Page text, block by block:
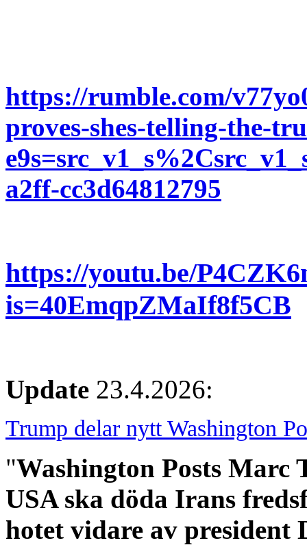
https://rumble.com/
proves-shes-telling-the-
a2ff-cc3d64812795
https://youtu.be/
is=40EmqpZMaIf8f5CB
Update 23.4.2026:
Trump delar nytt Washington
"Washington Posts Marc
USA ska döda Irans
hotet vidare av president